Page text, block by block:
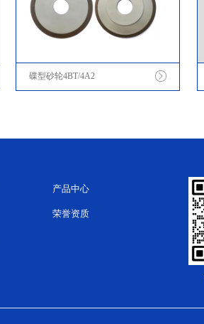
碟型砂轮4BT/4A2
产品中心
荣誉资质